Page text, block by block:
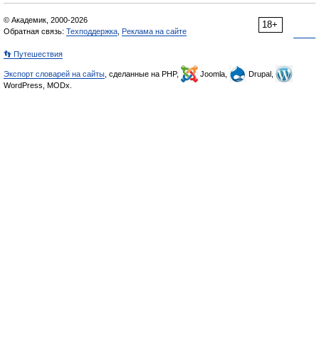
18+
© Академик, 2000-2026
Обратная связь: Техподдержка Реклама на сайте
👣 Путешествия
Экспорт словарей на сайты , сделанные на PHP, Joomla,
Drupal,
WordPress, MODx.